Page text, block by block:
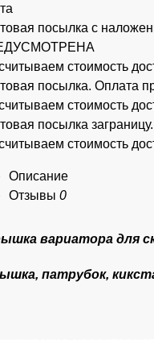
посылка с
стоимость
посылка. Оплата
стоимость
посылка
стоимость
Описание
Отзывы 0
вариатора для
патрубок,